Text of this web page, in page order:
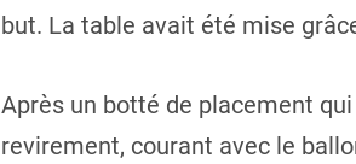
but. La table avait été mise
Après un botté de placement
revirement, courant avec le